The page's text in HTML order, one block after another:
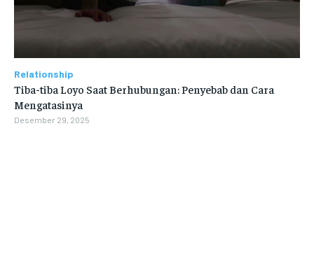
Relationship
Tiba-tiba Loyo Saat Berhubungan: Penyebab dan Cara
Mengatasinya
Desember 29, 2025